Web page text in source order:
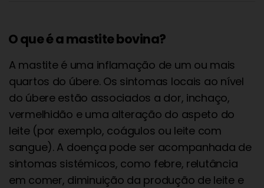
O que é a mastite bovina?
A mastite é uma inflamação de um ou mais
quartos do úbere. Os sintomas locais ao nível
do úbere estão associados a dor, inchaço,
vermelhidão e uma alteração do aspeto do
leite (por exemplo, coágulos ou leite com
sangue). A doença pode ser acompanhada de
sintomas sistémicos, como febre, relutância
em comer, diminuição da produção de leite e